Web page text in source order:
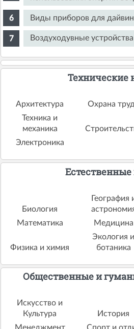
Виды приборов для
Воздуходувные
Технические
Архитектура
Охрана
Техника и
механика
Электроника
Естественные
Биология
География
Математика
Медицина
Физика и химия
Экология и
ботаника
Общественные и
Искусство и
Культура
История